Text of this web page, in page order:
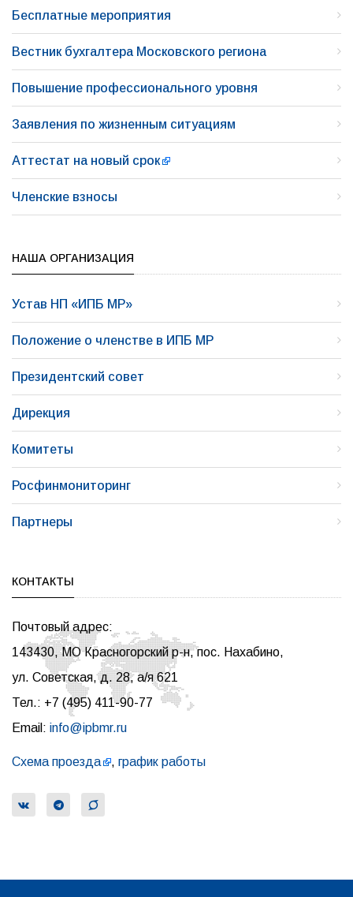
Бесплатные мероприятия
Вестник бухгалтера Московского региона
Повышение профессионального уровня
Заявления по жизненным ситуациям
Аттестат на новый срок
Членские взносы
НАША ОРГАНИЗАЦИЯ
Устав НП «ИПБ МР»
Положение о членстве в ИПБ МР
Президентский совет
Дирекция
Комитеты
Росфинмониторинг
Партнеры
КОНТАКТЫ
Почтовый адрес:
143430, МО Красногорский р-н, пос. Нахабино,
ул. Советская, д. 28, а/я 621
Тел.: +7 (495) 411-90-77
Email: info@ipbmr.ru
Схема проезда , график работы